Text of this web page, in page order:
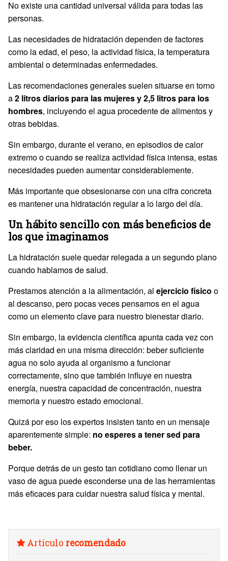
No existe una cantidad universal válida para todas las
personas.
Las necesidades de hidratación dependen de factores
como la edad, el peso, la actividad física, la temperatura
ambiental o determinadas enfermedades.
Las recomendaciones generales suelen situarse en torno
a2 litros diarios para las mujeres y 2,5 litros para los
hombres, incluyendo el agua procedente de alimentos y
otras bebidas.
Sin embargo, durante el verano, en episodios de calor
extremo o cuando se realiza actividad física intensa, estas
necesidades pueden aumentar considerablemente.
Más importante que obsesionarse con una cifra concreta
es mantener una hidratación regular a lo largo del día.
Un hábito sencillo con más beneficios de
los que imaginamos
La hidratación suele quedar relegada a un segundo plano
cuando hablamos de salud.
Prestamos atención a la alimentación, al ejercicio físico o
al descanso, pero pocas veces pensamos en el agua
como un elemento clave para nuestro bienestar diario.
Sin embargo, la evidencia científica apunta cada vez con
más claridad en una misma dirección: beber suficiente
agua no solo ayuda al organismo a funcionar
correctamente, sino que también influye en nuestra
energía, nuestra capacidad de concentración, nuestra
memoria y nuestro estado emocional.
Quizá por eso los expertos insisten tanto en un mensaje
aparentemente simple: no esperes a tener sed para
beber.
Porque detrás de un gesto tan cotidiano como llenar un
vaso de agua puede esconderse una de las herramientas
más eficaces para cuidar nuestra salud física y mental.
Artículo recomendado